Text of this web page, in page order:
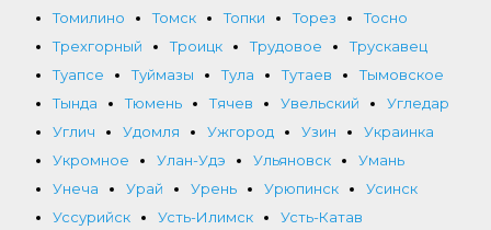
Томилино
Томск Топки Торез
Тосно
Трехгорный
Троицк Трудовое
Трускавец
Туапсе
Туймазы Тула Тутаев
Тымовское
Тында
Тюмень Тячев Увельский
Угледар
Углич
Удомля Ужгород Узин
Украинка
Укромное
Улан-Удэ Ульяновск
Умань
Унеча
Урай Урень Урюпинск
Усинск
Уссурийск
Усть-Илимск
Усть-Катав